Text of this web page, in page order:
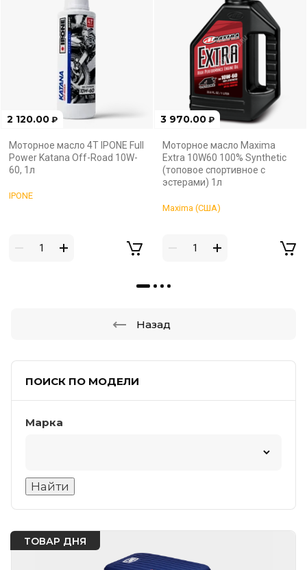
ПОИСК ПО МОДЕЛИ
Марка
ТОВАР ДНЯ
2 120.00 ₽
Моторное масло 4Т IPONE Full
Power Katana Off-Road 10W-
60, 1л
IPONE
3 970.00 ₽
Моторное масло Maxima
Extra 10W60 100% Synthetic
(топовое спортивное с
эстерами) 1л
Maxima (США)
Назад